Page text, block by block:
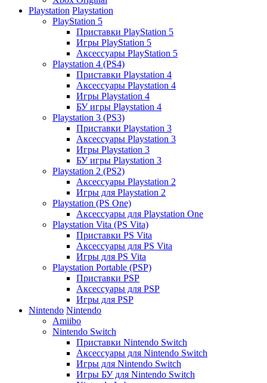
Playstation Playstation
PlayStation 5
Приставки PlayStation 5
Игры PlayStation 5
Аксессуары PlayStation 5
Playstation 4 (PS4)
Приставки Playstation 4
Аксессуары Playstation 4
Игры Playstation 4
БУ игры Playstation 4
Playstation 3 (PS3)
Приставки Playstation 3
Аксессуары Playstation 3
Игры Playstation 3
БУ игры Playstation 3
Playstation 2 (PS2)
Аксессуары Playstation 2
Игры для Playstation 2
Playstation (PS One)
Аксессуары для Playstation One
Playstation Vita (PS Vita)
Приставки PS Vita
Аксессуары для PS Vita
Игры для PS Vita
Playstation Portable (PSP)
Приставки PSP
Аксессуары для PSP
Игры для PSP
Nintendo Nintendo
Amiibo
Nintendo Switch
Приставки Nintendo Switch
Аксессуары для Nintendo Switch
Игры для Nintendo Switch
Игры БУ для Nintendo Switch